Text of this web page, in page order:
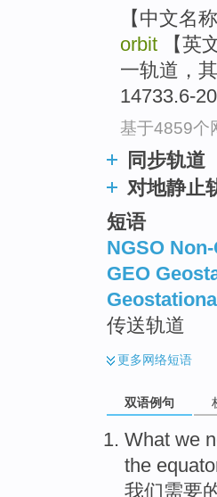
【中文名
orbit 【英
一轨道，
14733.6-
基于4859个
同步轨道
对地静止
短语
NGSO
GEO
传送轨道
更多网络短语
双语例句
What we
the
我们需要